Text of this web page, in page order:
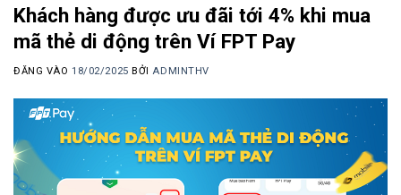
Khách hàng được ưu đãi tới 4% khi mua
mã thẻ di động trên Ví FPT Pay
ĐĂNG VÀO18/02/2025 BỞI ADMINTHV